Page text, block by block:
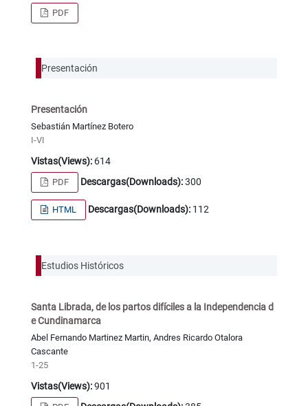
PDF
Presentación
Presentación
Sebastián Martínez Botero
I-VI
Vistas(Views):614
PDF Descargas(Downloads):300
HTML Descargas(Downloads): 112
Estudios Históricos
Santa Librada, de los partos difíciles a la Independencia d
e Cundinamarca
Abel Fernando Martinez Martin, Andres Ricardo Otalora
Cascante
1-25
Vistas(Views):901